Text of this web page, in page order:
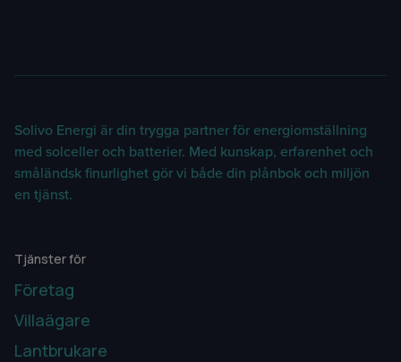
Solivo Energi är din trygga partner för energiomställning
med solceller och batterier. Med kunskap, erfarenhet och
småländsk finurlighet gör vi både din plånbok och miljön
en tjänst.
Tjänster för
Företag
Villaägare
Lantbrukare